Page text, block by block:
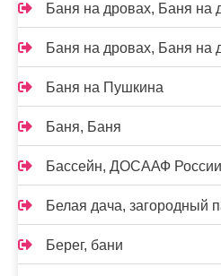
Баня на дровах, Баня на
Баня на дровах, Баня на
Баня на Пушкина
Баня, Баня
Бассейн, ДОСААФ России
Белая дача, загородный
Берег, бани